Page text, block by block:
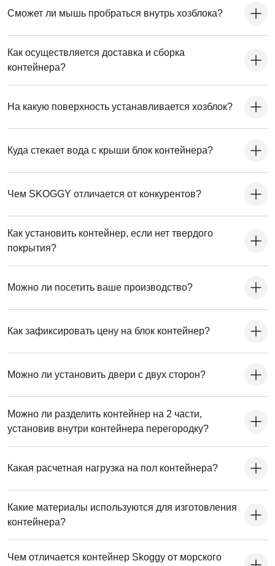
Сможет ли мышь пробраться внутрь хозблока?
Как осуществляется доставка и сборка
контейнера?
На какую поверхность устанавливается хозблок?
Куда стекает вода с крыши блок контейнера?
Чем SKOGGY отличается от конкурентов?
Как установить контейнер, если нет твердого
покрытия?
Можно ли посетить ваше производство?
Как зафиксировать цену на блок контейнер?
Можно ли установить двери с двух сторон?
Можно ли разделить контейнер на 2 части,
установив внутри контейнера перегородку?
Какая расчетная нагрузка на пол контейнера?
Какие материалы используются для изготовления
контейнера?
Чем отличается контейнер Skoggy от морского